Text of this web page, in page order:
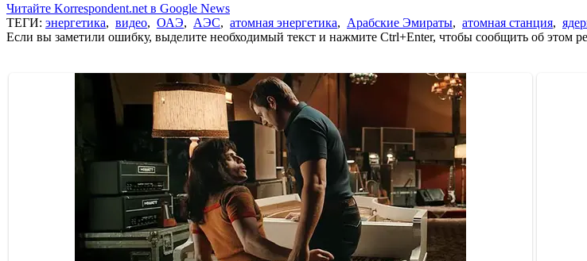
Читайте Korrespondent.net в Google News
ТЕГИ: энергетика, видео, ОАЭ, АЭС, атомная энергетика, Арабские Эмираты, атомная станция,
Если вы заметили ошибку, выделите необходимый текст и нажмите Ctrl+Enter, чтобы сообщить об этом